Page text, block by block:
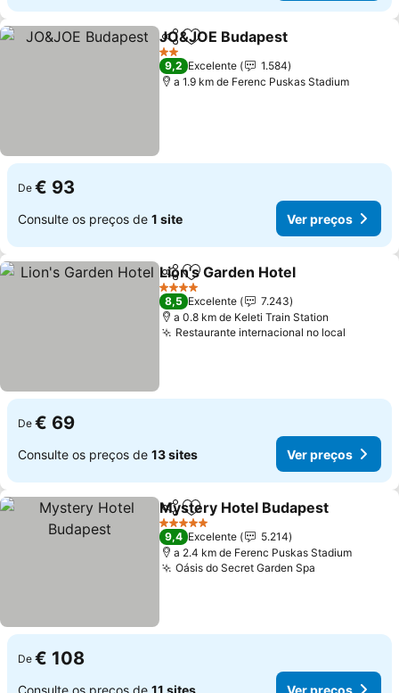
PartilharAdicionar aos favoritos
JO&JOE Budapest
2 Estrelas
9,2 Excelente
1.584
a 1.9 km de Ferenc Puskas Stadium
De € 93
Consulte os preços de 1 site Ver preços
PartilharAdicionar aos favoritos
Lion's Garden Hotel
4 Estrelas
8,5 Excelente
7.243
a 0.8 km de Keleti Train Station
Restaurante internacional no local
De € 69
Consulte os preços de 13 sites Ver preços
PartilharAdicionar aos favoritos
Mystery Hotel Budapest
5 Estrelas
9,4 Excelente
5.214
a 2.4 km de Ferenc Puskas Stadium
Oásis do Secret Garden Spa
De € 108
Consulte os preços de 11 sites Ver preços